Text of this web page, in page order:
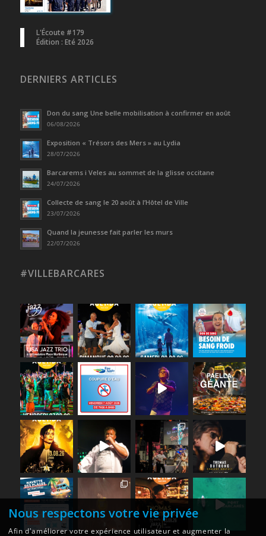
L'Écoute #179
Édition : Eté 2026
DERNIERS ARTICLES
Don du sang Une belle mobilisation à confirmer en août
06/08/2026
Exposition « Trésors des Mers » au Lydia
28/07/2026
Barcarems i Veles au sommet de la glisse occitane
24/07/2026
Collecte de sang le 20 août à l’Hôtel de Ville
23/07/2026
Quand la jeunesse fait parler les murs
22/07/2026
#VILLEBARCARES
Nous respectons votre vie privée
Afin d'améliorer votre expérience utilisateur et augmenter la